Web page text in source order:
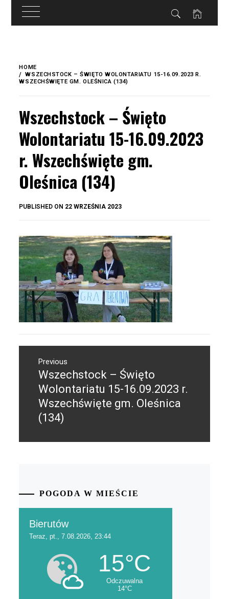
treści
content
HOME
WSZECHSTOCK – ŚWIĘTO WOLONTARIATU 15-16.09.2023 R.
WSZECHŚWIĘTE GM. OLEŚNICA (134)
Wszechstock – Święto
Wolontariatu 15-16.09.2023
r. Wszechświęte gm.
Oleśnica (134)
PUBLISHED ON 22 WRZEŚNIA 2023
wpisuPrevious
Previous
post:
Wszechstock – Święto
Wolontariatu 15-16.09.2023 r.
Wszechświęte gm. Oleśnica
(134)
POGODA W MIEŚCIE